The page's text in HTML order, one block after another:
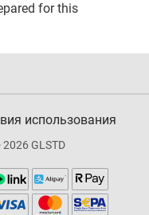
for this
использования
GLSTD